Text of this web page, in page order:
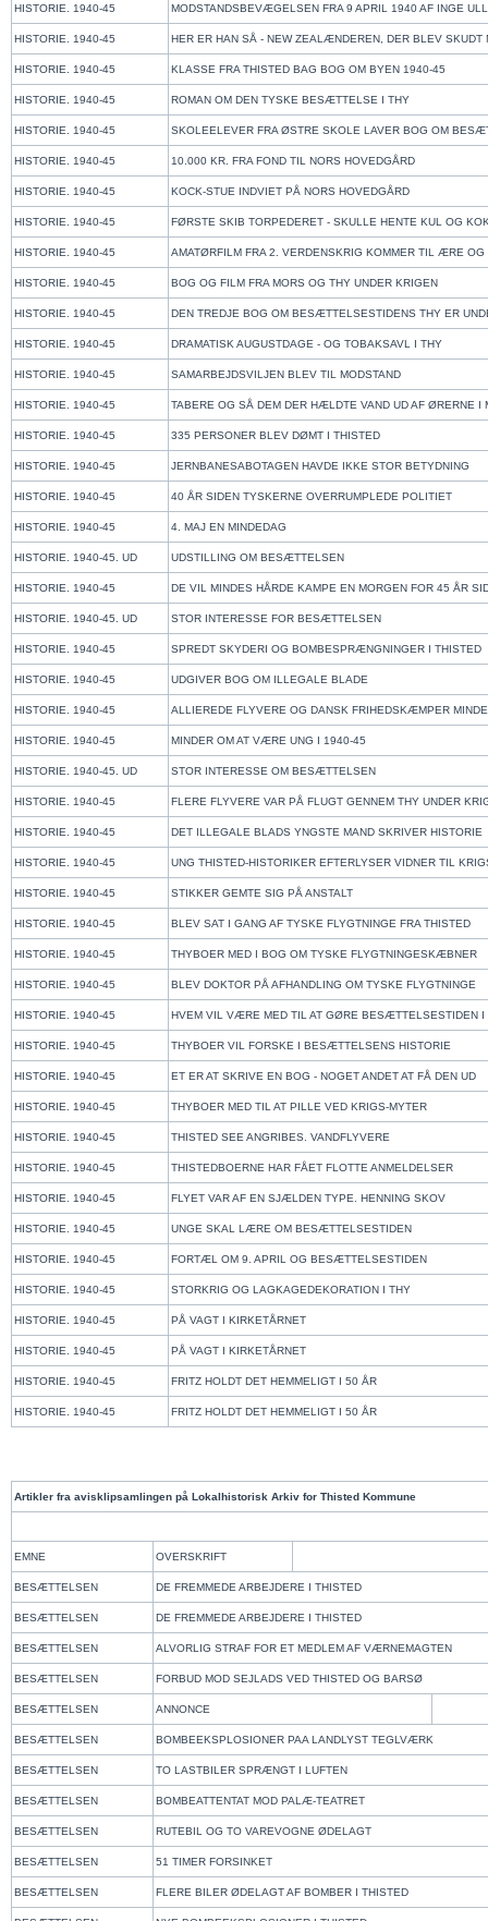
HISTORIE. 1940-45 MODSTANDSBEVÆGELSEN FRA 9 APRIL 1940 AF INGE
HISTORIE. 1940-45 HER ER HAN SÅ - NEW ZEALÆNDEREN, DER BLEV SKUDT
HISTORIE. 1940-45 KLASSE FRA THISTED BAG BOG OM BYEN 1940-45
HISTORIE. 1940-45 ROMAN OM DEN TYSKE BESÆTTELSE I THY
HISTORIE. 1940-45 SKOLEELEVER FRA ØSTRE SKOLE LAVER BOG OM
HISTORIE. 1940-45 10.000 KR. FRA FOND TIL NORS HOVEDGÅRD
HISTORIE. 1940-45 KOCK-STUE INDVIET PÅ NORS HOVEDGÅRD
HISTORIE. 1940-45 FØRSTE SKIB TORPEDERET - SKULLE HENTE KUL OG
HISTORIE. 1940-45 AMATØRFILM FRA 2. VERDENSKRIG KOMMER TIL ÆRE
HISTORIE. 1940-45 BOG OG FILM FRA MORS OG THY UNDER KRIGEN
HISTORIE. 1940-45 DEN TREDJE BOG OM BESÆTTELSESTIDENS THY ER
HISTORIE. 1940-45 DRAMATISK AUGUSTDAGE - OG TOBAKSAVL I THY
HISTORIE. 1940-45 SAMARBEJDSVILJEN BLEV TIL MODSTAND
HISTORIE. 1940-45 TABERE OG SÅ DEM DER HÆLDTE VAND UD AF ØRERNE I
HISTORIE. 1940-45 335 PERSONER BLEV DØMT I THISTED
HISTORIE. 1940-45 JERNBANESABOTAGEN HAVDE IKKE STOR
HISTORIE. 1940-45 40 ÅR SIDEN TYSKERNE OVERRUMPLEDE POLITIET
HISTORIE. 1940-45 4. MAJ EN MINDEDAG
HISTORIE. 1940-45. UD UDSTILLING OM BESÆTTELSEN
HISTORIE. 1940-45 DE VIL MINDES HÅRDE KAMPE EN MORGEN FOR 45 ÅR
HISTORIE. 1940-45. UD STOR INTERESSE FOR BESÆTTELSEN
HISTORIE. 1940-45 SPREDT SKYDERI OG BOMBESPRÆNGNINGER I
HISTORIE. 1940-45 UDGIVER BOG OM ILLEGALE BLADE
HISTORIE. 1940-45 ALLIEREDE FLYVERE OG DANSK FRIHEDSKÆMPER
HISTORIE. 1940-45 MINDER OM AT VÆRE UNG I 1940-45
HISTORIE. 1940-45. UD STOR INTERESSE OM BESÆTTELSEN
HISTORIE. 1940-45 FLERE FLYVERE VAR PÅ FLUGT GENNEM THY UNDER
HISTORIE. 1940-45 DET ILLEGALE BLADS YNGSTE MAND SKRIVER
HISTORIE. 1940-45 UNG THISTED-HISTORIKER EFTERLYSER VIDNER TIL
HISTORIE. 1940-45 STIKKER GEMTE SIG PÅ ANSTALT
HISTORIE. 1940-45 BLEV SAT I GANG AF TYSKE FLYGTNINGE FRA THISTED
HISTORIE. 1940-45 THYBOER MED I BOG OM TYSKE
HISTORIE. 1940-45 BLEV DOKTOR PÅ AFHANDLING OM TYSKE
HISTORIE. 1940-45 HVEM VIL VÆRE MED TIL AT GØRE BESÆTTELSESTIDEN I
HISTORIE. 1940-45 THYBOER VIL FORSKE I BESÆTTELSENS HISTORIE
HISTORIE. 1940-45 ET ER AT SKRIVE EN BOG - NOGET ANDET AT FÅ DEN UD
HISTORIE. 1940-45 THYBOER MED TIL AT PILLE VED KRIGS-MYTER
HISTORIE. 1940-45 THISTED SEE ANGRIBES. VANDFLYVERE
HISTORIE. 1940-45 THISTEDBOERNE HAR FÅET FLOTTE ANMELDELSER
HISTORIE. 1940-45 FLYET VAR AF EN SJÆLDEN TYPE. HENNING SKOV
HISTORIE. 1940-45 UNGE SKAL LÆRE OM BESÆTTELSESTIDEN
HISTORIE. 1940-45 FORTÆL OM 9. APRIL OG BESÆTTELSESTIDEN
HISTORIE. 1940-45 STORKRIG OG LAGKAGEDEKORATION I THY
HISTORIE. 1940-45 PÅ VAGT I KIRKETÅRNET
HISTORIE. 1940-45 PÅ VAGT I KIRKETÅRNET
HISTORIE. 1940-45 FRITZ HOLDT DET HEMMELIGT I 50 ÅR
HISTORIE. 1940-45 FRITZ HOLDT DET HEMMELIGT I 50 ÅR
Artikler fra avisklipsamlingen på Lokalhistorisk Arkiv for Thisted Kommune
EMNE OVERSKRIFT
BESÆTTELSEN DE FREMMEDE ARBEJDERE I THISTED
BESÆTTELSEN DE FREMMEDE ARBEJDERE I THISTED
BESÆTTELSEN ALVORLIG STRAF FOR ET MEDLEM AF VÆRNEMAGTEN
BESÆTTELSEN FORBUD MOD SEJLADS VED THISTED OG BARSØ
BESÆTTELSEN ANNONCE
BESÆTTELSEN BOMBEEKSPLOSIONER PAA LANDLYST TEGLVÆRK
BESÆTTELSEN TO LASTBILER SPRÆNGT I LUFTEN
BESÆTTELSEN BOMBEATTENTAT MOD PALÆ-TEATRET
BESÆTTELSEN RUTEBIL OG TO VAREVOGNE ØDELAGT
BESÆTTELSEN 51 TIMER FORSINKET
BESÆTTELSEN FLERE BILER ØDELAGT AF BOMBER I THISTED